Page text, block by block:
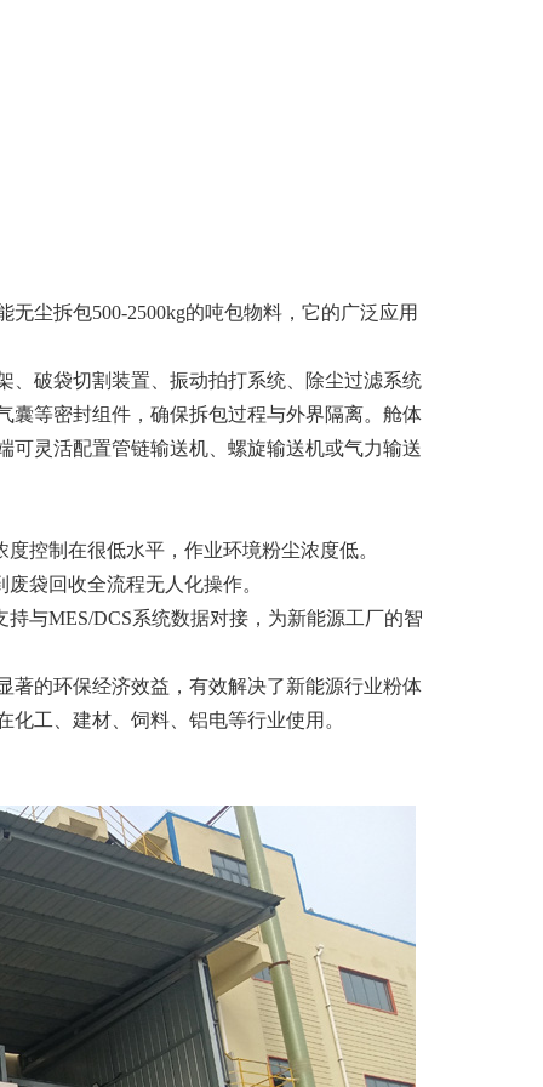
无尘拆包500-2500kg的吨包物料，它的广泛应用
、破袋切割装置、振动拍打系统、除尘过滤系统
囊等密封组件，确保拆包过程与外界隔离。舱体
可灵活配置管链输送机、螺旋输送机或气力输送
控制在很低水平，作业环境粉尘浓度低。
袋回收全流程无人化操作。
与MES/DCS系统数据对接，为新能源工厂的智
著的环保经济效益，有效解决了新能源行业粉体
工、建材、饲料、铝电等行业使用。